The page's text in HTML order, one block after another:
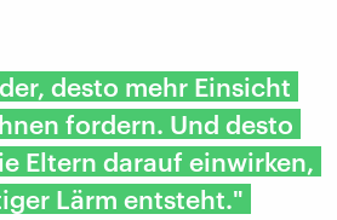
desto mehr Einsicht
fordern. Und desto
Eltern darauf einwirken,
Lärm entsteht."